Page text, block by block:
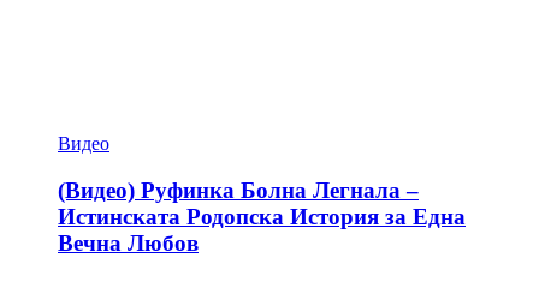
Видео
(Видео) Руфинка Болна Легнала –
Истинската Родопска История за Една
Вечна Любов